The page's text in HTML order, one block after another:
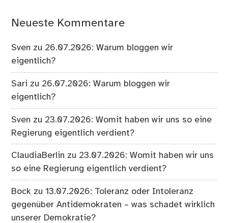
Neueste Kommentare
Sven zu 26.07.2026: Warum bloggen wir
eigentlich?
Sari zu 26.07.2026: Warum bloggen wir
eigentlich?
Sven zu 23.07.2026: Womit haben wir uns so eine
Regierung eigentlich verdient?
ClaudiaBerlin zu 23.07.2026: Womit haben wir uns
so eine Regierung eigentlich verdient?
Bock zu13.07.2026: Toleranz oder Intoleranz
gegenüber Antidemokraten – was schadet wirklich
unserer Demokratie?